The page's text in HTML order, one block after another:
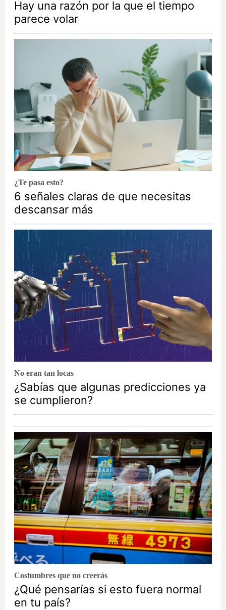
Hay una razón por la que el tiempo
parece volar
¿Te pasa esto?
6 señales claras de que necesitas
descansar más
No eran tan locas
¿Sabías que algunas predicciones ya
se cumplieron?
Costumbres que no creerás
¿Qué pensarías si esto fuera normal
en tu país?